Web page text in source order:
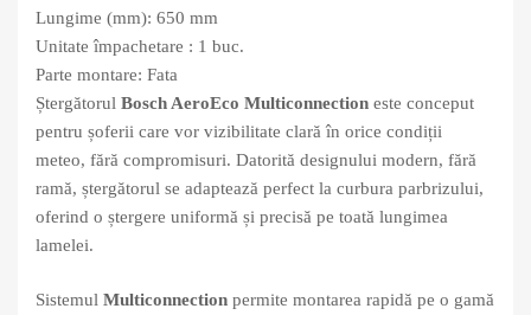
Lungime (mm): 650 mm
Unitate împachetare : 1 buc.
Parte montare: Fata
Ștergătorul Bosch AeroEco Multiconnection este conceput
pentru șoferii care vor vizibilitate clară în orice condiții
meteo, fără compromisuri. Datorită designului modern, fără
ramă, ștergătorul se adaptează perfect la curbura parbrizului,
oferind o ștergere uniformă și precisă pe toată lungimea
lamelei.
Sistemul Multiconnection permite montarea rapidă pe o gamă